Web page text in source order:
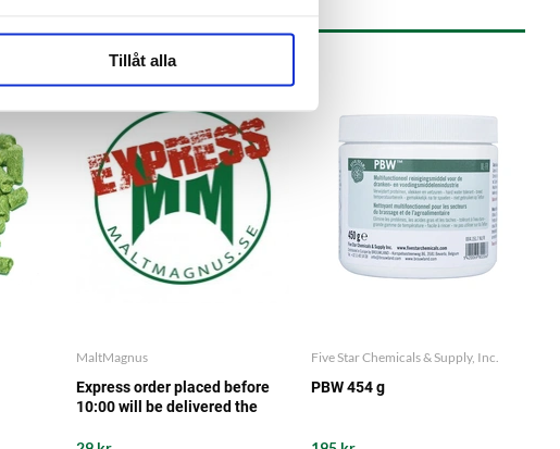
Tillåt alla
MaltMagnus
Express order placed before
10:00 will be delivered the
Five Star Chemicals & Supply, Inc.
PBW 454 g